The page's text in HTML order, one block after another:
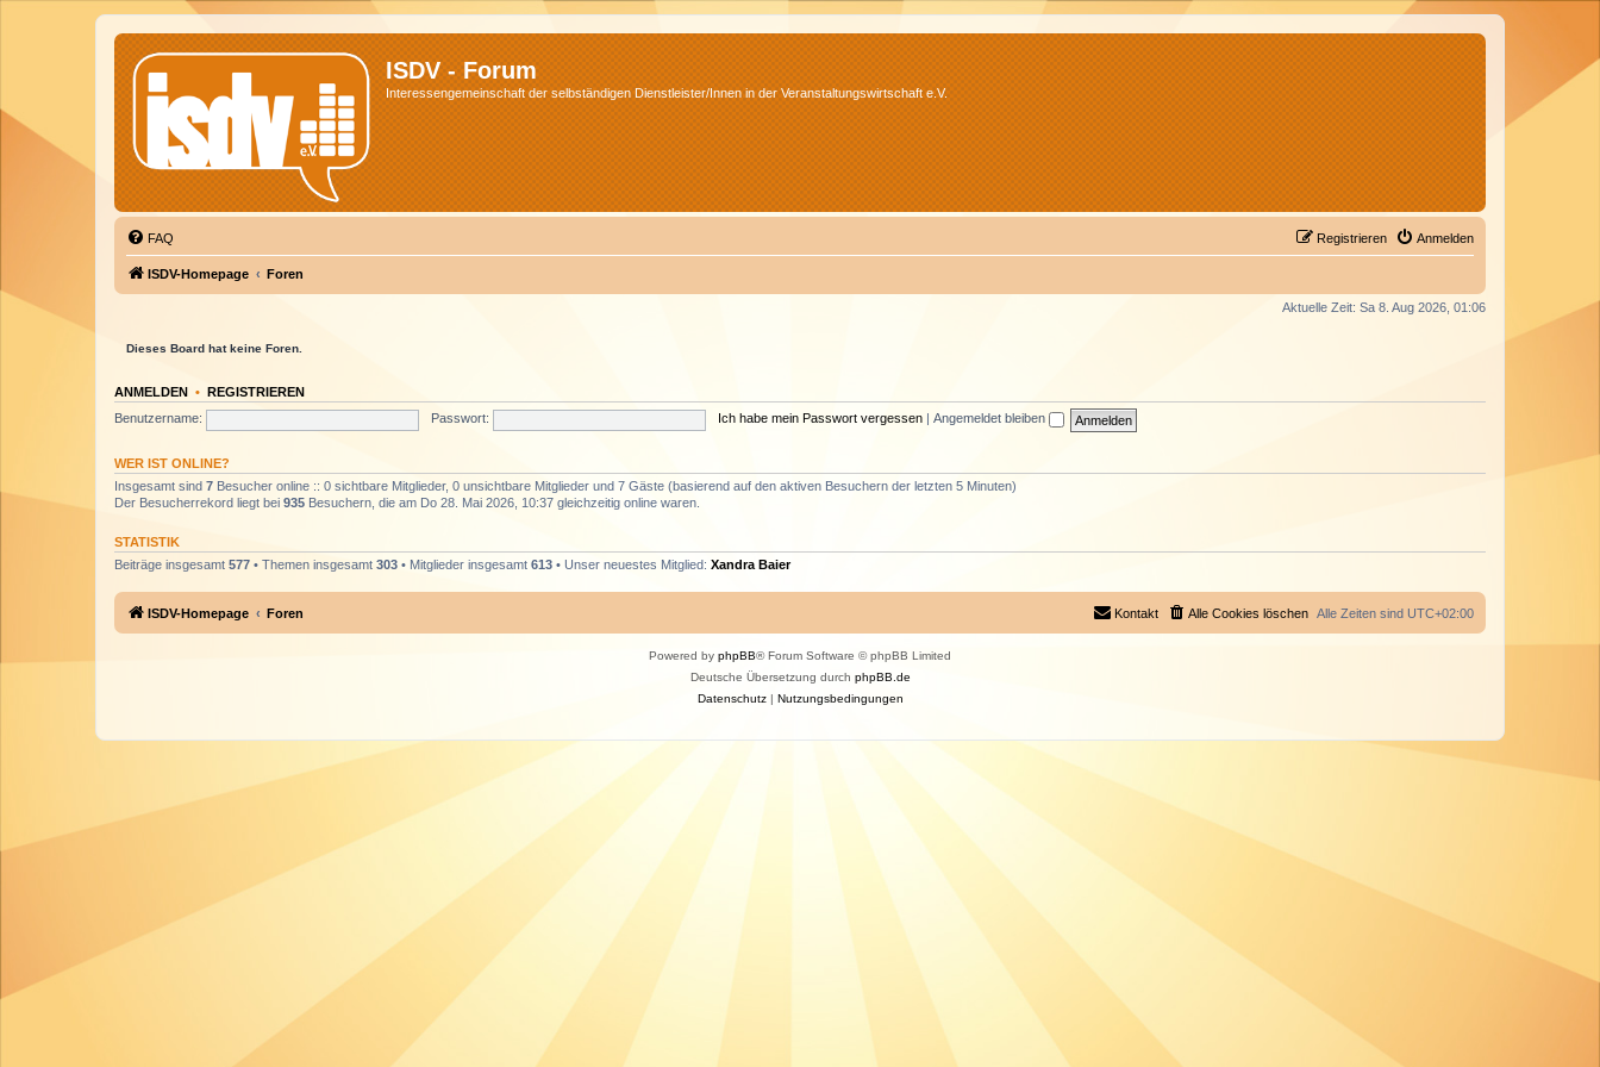
ISDV - Forum
Interessengemeinschaft der selbständigen Dienstleister/Innen in der Veranstaltungswirtschaft e.V.
FAQ Anmelden
Registrieren
ISDV-Homepage Foren
Aktuelle Zeit: Sa 8. Aug 2026, 01:06
Dieses Board hat keine Foren.
ANMELDEN • REGISTRIEREN
Benutzername:
Passwort: Ich habe mein Passwort vergessen Angemeldet bleiben
WER IST ONLINE?
Insgesamt sind 7 Besucher online :: 0 sichtbare Mitglieder, 0 unsichtbare Mitglieder und 7 Gäste (basierend auf den aktiven Besuchern der letzten 5 Minuten)
Der Besucherrekord liegt bei 935 Besuchern, die am Do 28. Mai 2026, 10:37 gleichzeitig online waren.
STATISTIK
Beiträge insgesamt 577 • Themen insgesamt 303 • Mitglieder insgesamt 613 • Unser neuestes Mitglied: Xandra Baier
ISDV-Homepage Foren Alle Zeiten sind UTC+02:00
Alle Cookies löschen
Kontakt
Powered by phpBB® Forum Software © phpBB Limited
Deutsche Übersetzung durch phpBB.de
Datenschutz| Nutzungsbedingungen